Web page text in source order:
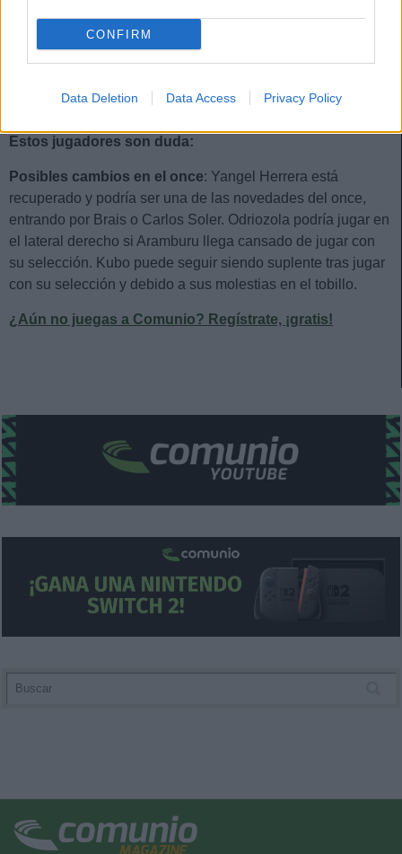
CONFIRM
Data Deletion Data Access Privacy Policy
Estos jugadores son baja:Oskarsson.
Estos jugadores son duda:
Posibles cambios en el once: Yangel Herrera está
recuperado y podría ser una de las novedades del once,
entrando por Brais o Carlos Soler. Odriozola podría jugar en
el lateral derecho si Aramburu llega cansado de jugar con
su selección. Kubo puede seguir siendo suplente tras jugar
con su selección y debido a sus molestias en el tobillo.
¿Aún no juegas a Comunio? Regístrate, ¡gratis!